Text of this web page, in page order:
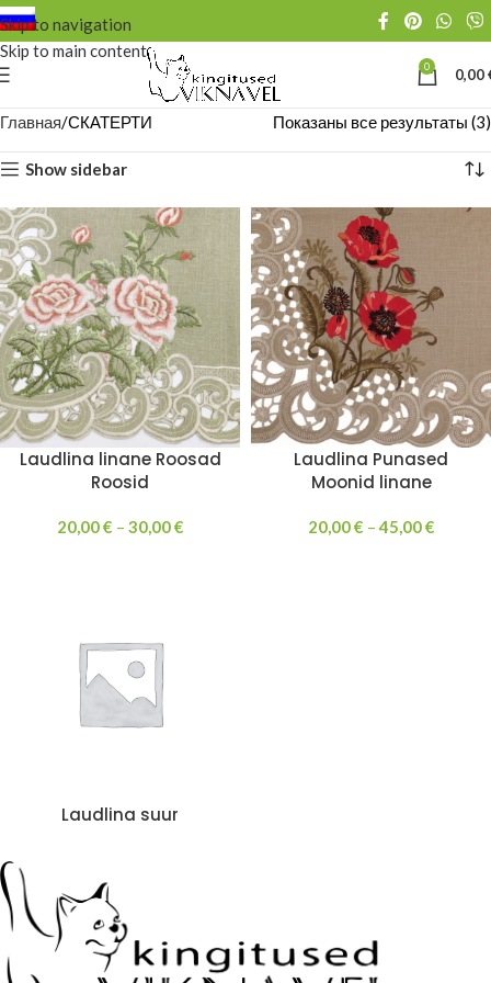
Skip to navigation
Skip to main content
0 0,00
Главная СКАТЕРТИ Показаны все результаты (3)
Show sidebar
Laudlina linane Roosad
Roosid
20,00€ – 30,00€
Laudlina Punased
Moonid linane
20,00€ –45,00€
Laudlina suur